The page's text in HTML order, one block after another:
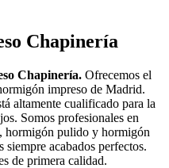
Chapinería
Chapinería. Ofrecemos el
impreso de Madrid.
altamente cualificado para la
Somos profesionales en
hormigón pulido y hormigón
acabados perfectos.
de primera calidad.